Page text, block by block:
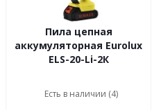
Пила цепная
аккумуляторная Eurolux
ELS-20-Li-2К
Есть в наличии (4)